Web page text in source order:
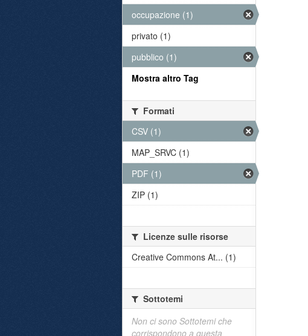
occupazione (1)
privato (1)
pubblico (1)
Mostra altro Tag
Formati
CSV (1)
MAP_SRVC (1)
PDF (1)
ZIP (1)
Licenze sulle risorse
Creative Commons At... (1)
Sottotemi
Non ci sono Sottotemi che
corrispondono a questa